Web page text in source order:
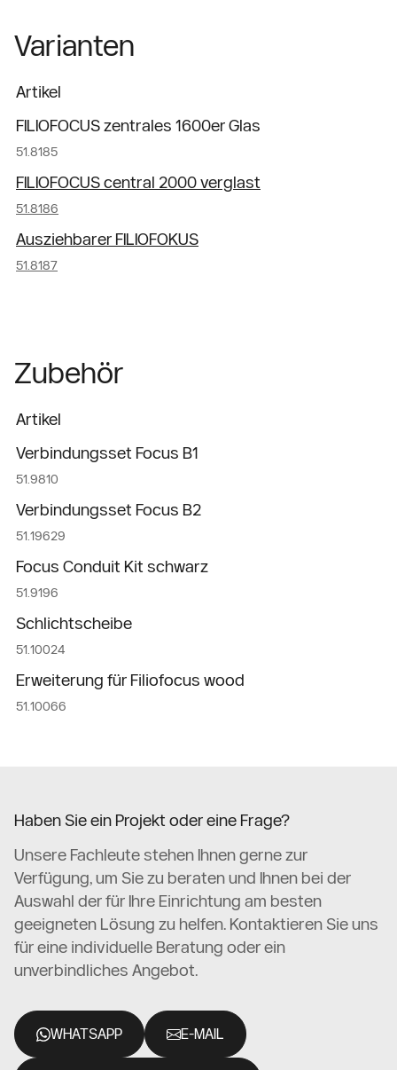
Varianten
Artikel
FILIOFOCUS zentrales 1600er Glas
51.8185
FILIOFOCUS central 2000 verglast
51.8186
Ausziehbarer FILIOFOKUS
51.8187
Zubehör
Artikel
Verbindungsset Focus B1
51.9810
Verbindungsset Focus B2
51.19629
Focus Conduit Kit schwarz
51.9196
Schlichtscheibe
51.10024
Erweiterung für Filiofocus wood
51.10066
Haben Sie ein Projekt oder eine Frage?
Unsere Fachleute stehen Ihnen gerne zur
Verfügung, um Sie zu beraten und Ihnen bei der
Auswahl der für Ihre Einrichtung am besten
geeigneten Lösung zu helfen. Kontaktieren Sie uns
für eine individuelle Beratung oder ein
unverbindliches Angebot.
WHATSAPP E-MAIL